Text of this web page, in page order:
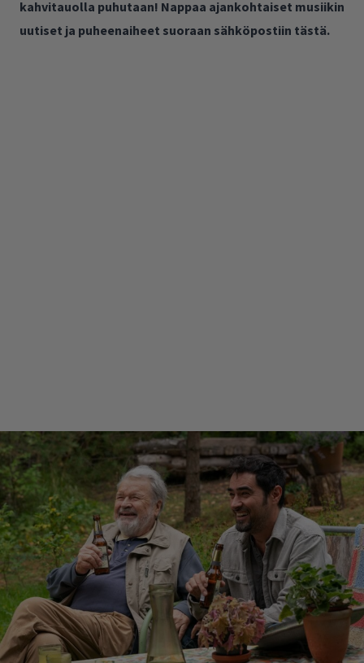
kahvitauolla puhutaan! Nappaa ajankohtaiset musiikin
uutiset ja puheenaiheet suoraan sähköpostiin tästä.